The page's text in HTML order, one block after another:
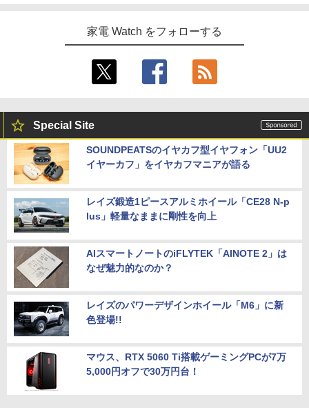
家電 Watch をフォローする
Special Site
SOUNDPEATSのイヤカフ型イヤフォン「UU2
イヤーカフ」をイヤカフマニアが語る
レイズ鍛造1ピースアルミホイール「CE28 N-p
lus」軽量なままに剛性を向上
AIスマートノートのiFLYTEK「AINOTE 2」は
なぜ魅力的なのか？
レイズのパワーデザインホイール「M6」に新
色登場!!
マウス、RTX 5060 Ti搭載ゲーミングPCが7万
5,000円オフで30万円台！